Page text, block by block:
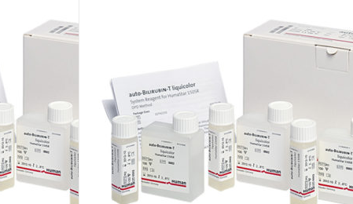
ООО
Разработка